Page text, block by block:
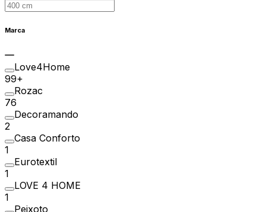
Marca
Love4Home
99+
Rozac
76
Decoramando
2
Casa Conforto
1
Eurotextil
1
LOVE 4 HOME
1
Peixoto